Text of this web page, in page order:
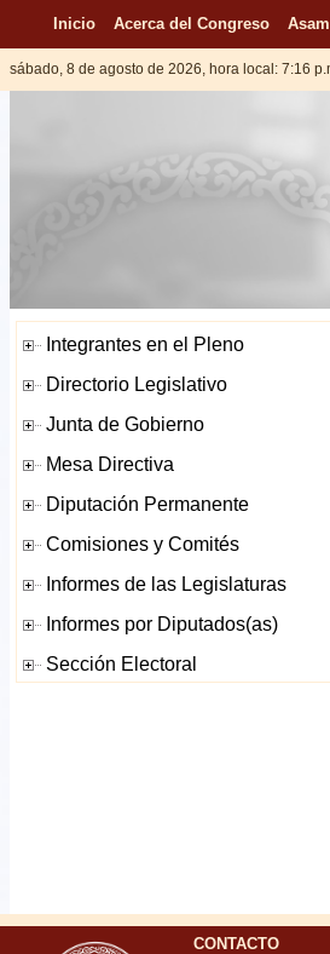
Inicio Acerca del Congreso
sábado, 8 de agosto de 2026, hora local: 7:16
CONTACTO